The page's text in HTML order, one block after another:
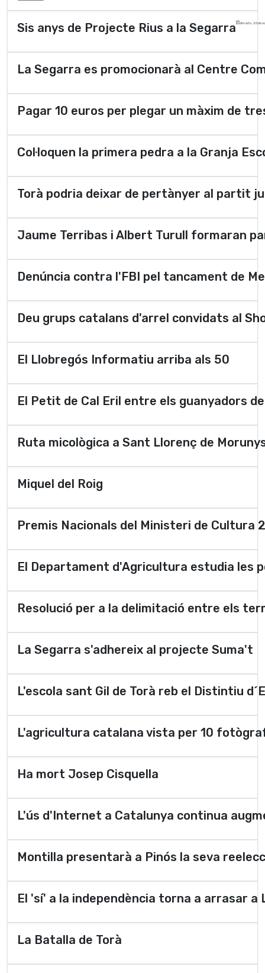
Sis anys de Projecte Rius a la Segarra dimarts, 20 de
La Segarra es promocionarà al Centre
Pagar 10 euros per plegar un màxim de
Col·loquen la primera pedra a la Granja
Torà podria deixar de pertànyer al partit
Jaume Terribas i Albert Turull formaran
Denúncia contra l'FBI pel tancament de
Deu grups catalans d'arrel convidats al
El Llobregós Informatiu arriba als 50
El Petit de Cal Eril entre els guanyadors
Ruta micològica a Sant Llorenç de
Miquel del Roig
Premis Nacionals del Ministeri de Cultura
El Departament d'Agricultura estudia les
Resolució per a la delimitació entre els
La Segarra s'adhereix al projecte Suma't
L'escola sant Gil de Torà reb el Distintiu
L'agricultura catalana vista per 10
Ha mort Josep Cisquella
L'ús d'Internet a Catalunya continua
Montilla presentarà a Pinós la seva
El 'sí­' a la independència torna a arrasar
La Batalla de Torà